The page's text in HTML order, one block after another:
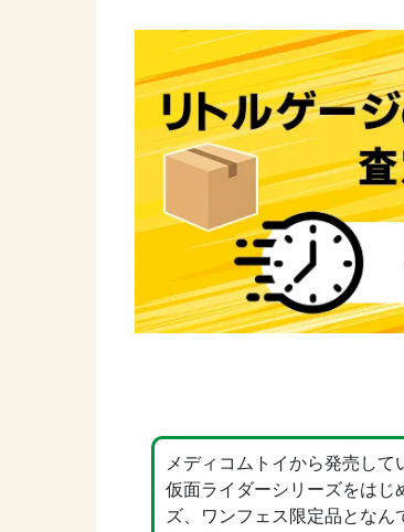
メディコムトイから発売し
仮面ライダーシリーズをはじ
ズ、ワンフェス限定品となん